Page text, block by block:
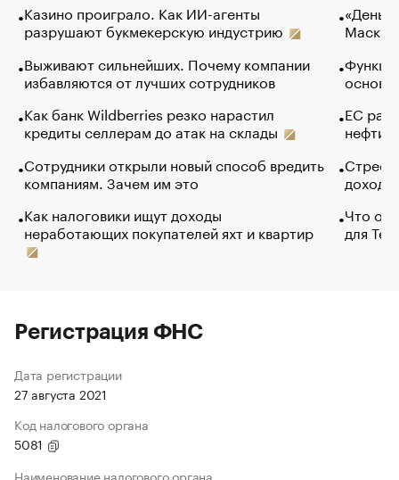
Казино проиграло. Как ИИ-агенты
разрушают букмекерскую индустрию
Выживают сильнейших. Почему компании
избавляются от лучших сотрудников
Как банк Wildberries резко нарастил
кредиты селлерам до атак на склады
Сотрудники открыли новый способ вредить
компаниям. Зачем им это
Как налоговики ищут доходы
неработающих покупателей яхт и квартир
Маск в
основ
ЕС
нефти
Что
для
Регистрация ФНС
Дата регистрации
27 августа 2021
Код налогового органа
5081
Наименование налогового органа